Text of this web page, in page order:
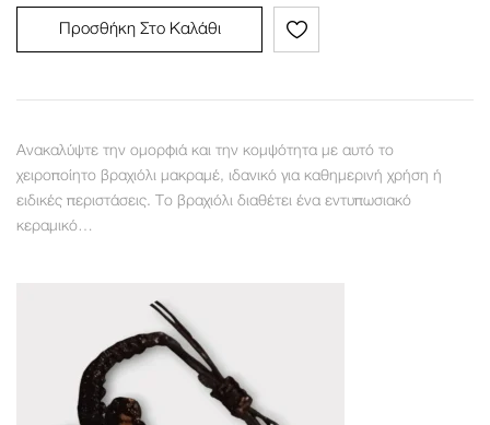
Προσθήκη Στο Καλάθι
Ανακαλύψτε την ομορφιά και την κομψότητα με αυτό το
χειροποίητο βραχιόλι μακραμέ, ιδανικό για καθημερινή χρήση ή
ειδικές περιστάσεις. Το βραχιόλι διαθέτει ένα εντυπωσιακό
κεραμικό…